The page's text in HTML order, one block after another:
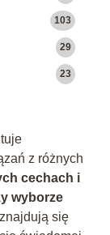
103
29
23
z różnych
cechach i
wyborze
się